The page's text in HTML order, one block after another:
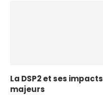
La DSP2 et ses impacts
majeurs